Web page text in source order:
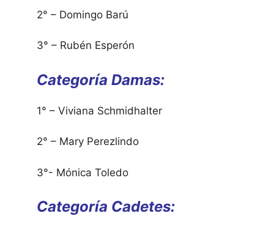
2° – Domingo Barú
3° – Rubén Esperón
Categoría Damas:
1° – Viviana Schmidhalter
2° – Mary Perezlindo
3°- Mónica Toledo
Categoría Cadetes: